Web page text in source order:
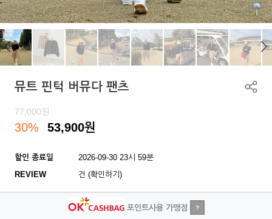
뮤트 핀턱 버뮤다 팬츠
77,000원
30% 53,900원
할인 종료일
2026-09-30 23시 59분
REVIEW
건 (확인하기)
포인트사용 가맹점 ?